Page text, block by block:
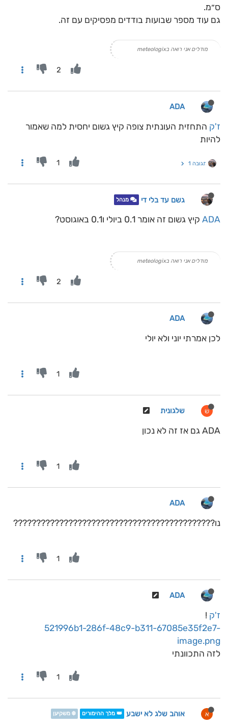
ס״מ.
גם עוד מספר שבועות בודדים מפסיקים עם זה.
מודלים אני רואה בmeteologix
2
ADA
ז'ק התחזית העונתית צופה קיץ גשום יחסית למה שאמור
להיות
תגובה 1 1
גשם עד בלי די מנהל
ADA קיץ גשום זה אומר 0.1 ביולי ו0.1 באוגוסט?
מודלים אני רואה בmeteologix
2
ADA
לכן אמרתי יוני ולא יולי
1
ש שלגונית
ADA גם אז זה לא נכון
1
ADA
נו????????????????????????????????????????????
1
ADA
ז'ק !
521996b1-286f-48c9-b311-67085e35f2e7-
image.png
לזה התכוונתי
1
א אוהב שלג לא ישבע 👑 מלך ההימורים ❄️ משקיען